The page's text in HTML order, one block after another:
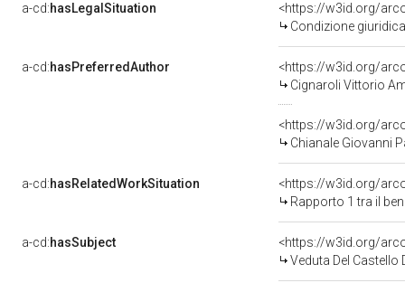
a-cd:hasLegalSituation
<https://w3id.org/
Condizione
a-cd:hasPreferredAuthor
<https://w3id.org/
Cignaroli Vittorio
<https://w3id.org/
Chianale Giovanni
a-cd:hasRelatedWorkSituation
<https://w3id.org/
Rapporto 1 tra il
a-cd:hasSubject
<https://w3id.org/
Veduta Del Castello